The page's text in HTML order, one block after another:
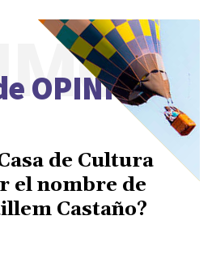
OPINIÓN
de Cultura
el nombre de
Castaño?